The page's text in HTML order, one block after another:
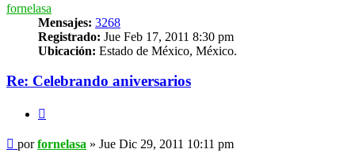
fornelasa
Mensajes: 3268
Registrado: Jue Feb 17, 2011 8:30 pm
Ubicación: Estado de México, México.
Re: Celebrando aniversarios
Mensaje
porfornelasa » Jue Dic 29, 2011 10:11 pm